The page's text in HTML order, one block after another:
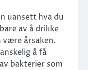
uansett hva du
av å drikke
være årsaken.
å få
bakterier som